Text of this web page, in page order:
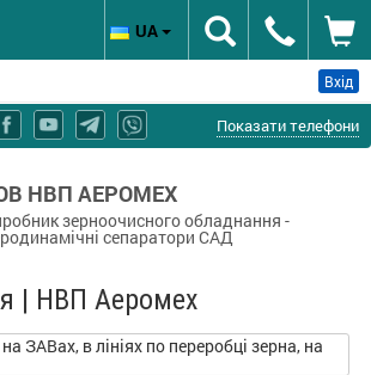
Вхід
Показати телефони
НВП АЕРОМЕХ
зерноочисного обладнання -
сепаратори САД
UA
| НВП Аеромех
ЗАВах, в лініях по переробці зерна, на